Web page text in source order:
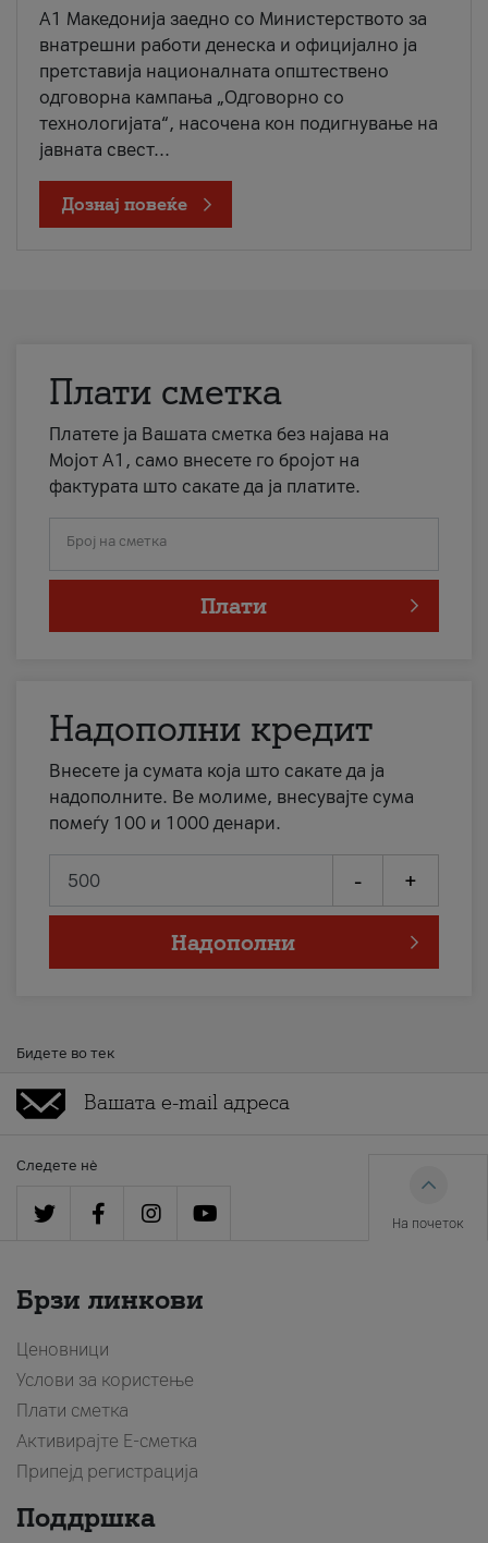
A1 Македонија заедно со Министерството за
внатрешни работи денеска и официјално ја
претставија националната општествено
одговорна кампања „Одговорно со
технологијата“, насочена кон подигнување на
јавната свест...
Дознај повеќе
Плати сметка
Платете ја Вашата сметка без најава на
Мојот А1, само внесете го бројот на
фактурата што сакате да ја платите.
Број на сметка
Плати
Надополни кредит
Внесете ја сумата која што сакате да ја
надополните. Ве молиме, внесувајте сума
помеѓу 100 и 1000 денари.
- +
Надополни
Бидете во тек
Следете нè
На почеток
Брзи линкови
Ценовници
Услови за користење
Плати сметка
Активирајте Е-сметка
Припејд регистрација
Поддршка